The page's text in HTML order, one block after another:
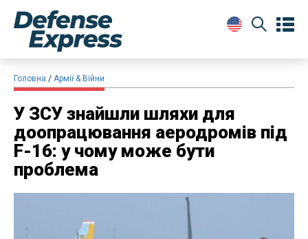
Головна Армії & Війни
У ЗСУ знайшли шляхи для
доопрацювання аеродромів під
F-16: у чому може бути
проблема